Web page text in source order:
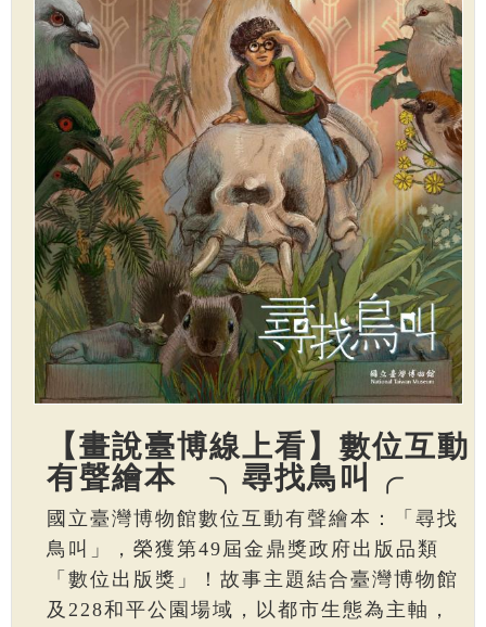
【畫說臺博線上看】數位互動
有聲繪本 ╮尋找鳥叫╭
國立臺灣博物館數位互動有聲繪本：「尋找
鳥叫」，榮獲第49屆金鼎獎政府出版品類
「數位出版獎」！故事主題結合臺灣博物館
及228和平公園場域，以都市生態為主軸，